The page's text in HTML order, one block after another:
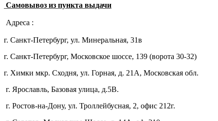
Самовывоз из пункта выдачи
Адреса :
г. Санкт-Петербург, ул. Минеральная, 31в
г. Санкт-Петербург, Московское шоссе, 139 (ворота 30-32)
г. Химки мкр. Сходня, ул. Горная, д. 21А, Московская обл.
г. Ярославль, Базовая улица, д.5В.
г. Ростов-на-Дону, ул. Троллейбусная, 2, офис 212г.